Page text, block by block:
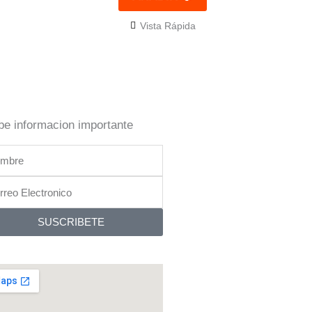
Vista Rápida
informacion importante
SUSCRIBETE